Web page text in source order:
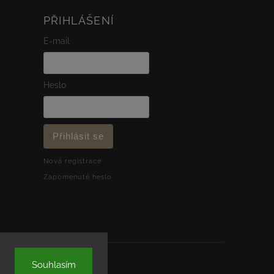
Souhlasím
PŘIHLÁŠENÍ
E-mail
Heslo
Přihlásit se
Nová registrace
Zapomenuté heslo